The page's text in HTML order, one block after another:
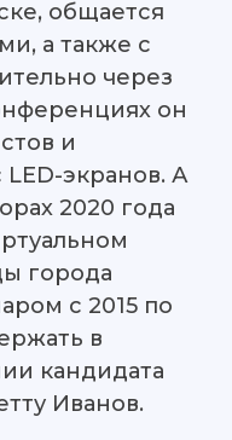
общается
а также с
через
он
и
экранов. А
2020 года
города
с 2015 по
в
кандидата
Иванов.